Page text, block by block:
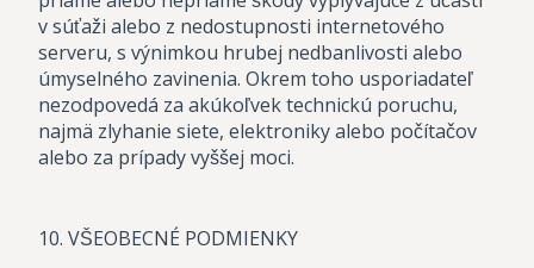
v súťaži alebo z nedostupnosti internetového
serveru, s výnimkou hrubej nedbanlivosti alebo
úmyselného zavinenia. Okrem toho usporiadateľ
nezodpovedá za akúkoľvek technickú poruchu,
najmä zlyhanie siete, elektroniky alebo počítačov
alebo za prípady vyššej moci.
10. VŠEOBECNÉ PODMIENKY